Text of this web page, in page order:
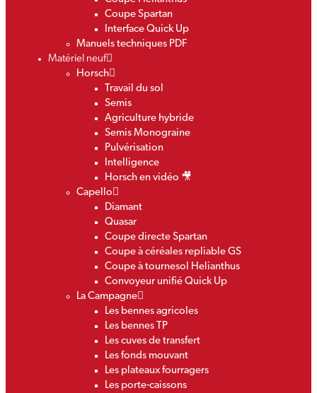
Coupe Spartan
Interface Quick Up
Manuels techniques PDF
Matériel neuf
Horsch
Travail du sol
Semis
Agriculture hybride
Semis Monograine
Pulvérisation
Intelligence
Horsch en vidéo 🎥
Capello
Diamant
Quasar
Coupe directe Spartan
Coupe à céréales repliable GS
Coupe à tournesol Helianthus
Convoyeur unifié Quick Up
La Campagne
Les bennes agricoles
Les bennes TP
Les cuves de transfert
Les fonds mouvant
Les plateaux fourragers
Les porte-caissons